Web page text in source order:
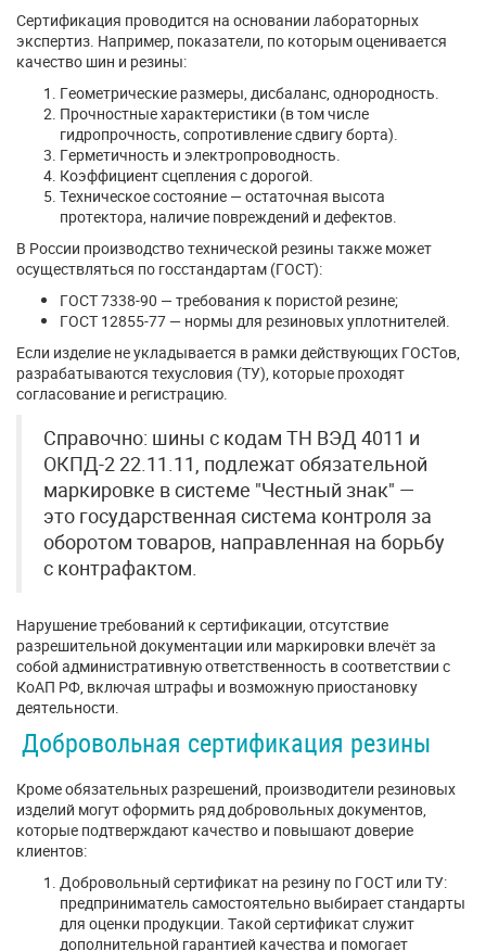
Сертификация проводится на основании лабораторных
экспертиз. Например, показатели, по которым оценивается
качество шин и резины:
Геометрические размеры, дисбаланс, однородность.
Прочностные характеристики (в том числе
гидропрочность, сопротивление сдвигу борта).
Герметичность и электропроводность.
Коэффициент сцепления с дорогой.
Техническое состояние — остаточная высота
протектора, наличие повреждений и дефектов.
В России производство технической резины также может
осуществляться по госстандартам (ГОСТ):
ГОСТ 7338-90 — требования к пористой резине;
ГОСТ 12855-77 — нормы для резиновых уплотнителей.
Если изделие не укладывается в рамки действующих ГОСТов,
разрабатываются техусловия (ТУ), которые проходят
согласование и регистрацию.
Справочно: шины с кодам ТН ВЭД 4011 и
ОКПД-2 22.11.11, подлежат обязательной
маркировке в системе "Честный знак" —
это государственная система контроля за
оборотом товаров, направленная на борьбу
с контрафактом.
Нарушение требований к сертификации, отсутствие
разрешительной документации или маркировки влечёт за
собой административную ответственность в соответствии с
КоАП РФ, включая штрафы и возможную приостановку
деятельности.
Добровольная сертификация резины
Кроме обязательных разрешений, производители резиновых
изделий могут оформить ряд добровольных документов,
которые подтверждают качество и повышают доверие
клиентов:
Добровольный сертификат на резину по ГОСТ или ТУ:
предприниматель самостоятельно выбирает стандарты
для оценки продукции. Такой сертификат служит
дополнительной гарантией качества и помогает